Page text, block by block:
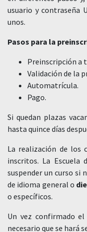
usuario y contraseña
unos.
Pasos para la
Preinscripción a
Validación de la
Automatrícula.
Pago.
Si quedan plazas
hasta quince días
La realización de los
inscritos. La Escuela
suspender un curso si
de idioma general o
o específicos.
Un vez confirmado
necesario que se hará